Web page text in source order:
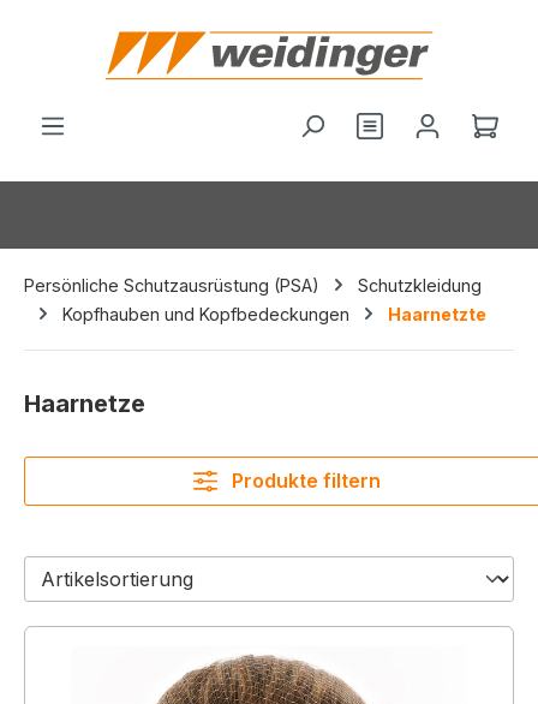
springen
Du hast 0
Persönliche Schutzausrüstung (PSA)
Schutzkleidung
Kopfhauben und Kopfbedeckungen
Haarnetzte
Haarnetze
Produkte filtern